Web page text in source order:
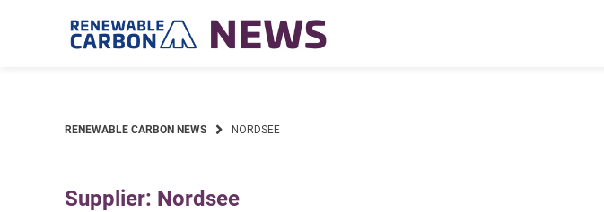
RENEWABLE CARBON NEWS NORDSEE
Supplier: Nordsee